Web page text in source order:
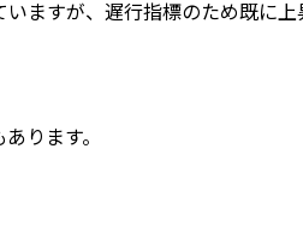
ますが、遅行指標のため既に上
ります。